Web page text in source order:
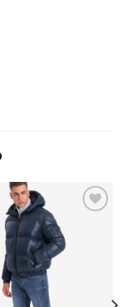
Add to wishlist